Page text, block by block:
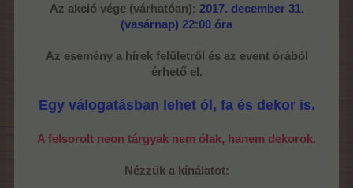
Az akció vége (várhatóan): 2017. december 31.
(vasárnap) 22:00 óra
Az esemény a hírek felületről és az event órából
érhető el.
Egy válogatásban lehet ól, fa és dekor is.
A felsorolt neon tárgyak nem ólak, hanem dekorok.
Nézzük a kínálatot: